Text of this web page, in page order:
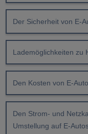
Der Sicherheit von E-
Lademöglichkeiten zu
Den Kosten von E-
Den Strom- und
Umstellung auf E-